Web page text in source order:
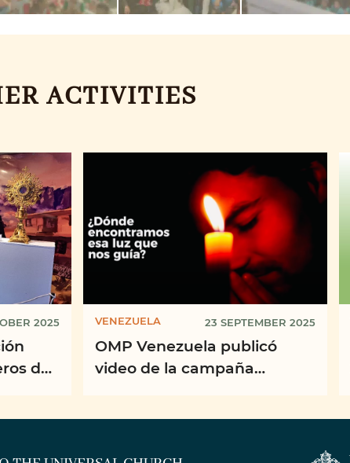
ACTIVITIES
2025
de
VENEZUELA 23 SEPTEMBER 2025
OMP Venezuela publicó
video de la campaña